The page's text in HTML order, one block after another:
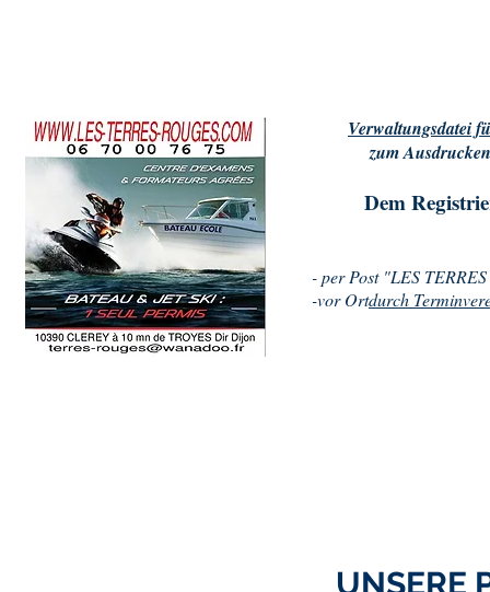
Verwaltungsdatei
zum
Dem
- per Post "LES
-vor Ortdurch
UNSERE